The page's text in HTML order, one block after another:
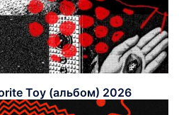
Toy (альбом) 2026